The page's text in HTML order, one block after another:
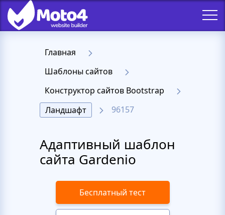
Главная
Шаблоны сайтов
Конструктор сайтов Bootstrap
Ландшафт
96157
Адаптивный шаблон
сайта Gardenio
Бесплатный тест